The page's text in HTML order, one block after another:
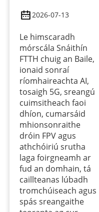
2026-07-13
Le himscaradh
mórscála Snáithín
FTTH chuig an Baile,
ionaid sonraí
ríomhaireachta AI,
tosaigh 5G, sreangú
cuimsitheach faoi
dhíon, cumarsáid
mhionsonraithe
dróin FPV agus
athchóiriú srutha
laga foirgneamh ar
fud an domhain, tá
caillteanas lúbadh
tromchúiseach agus
spás sreangaithe